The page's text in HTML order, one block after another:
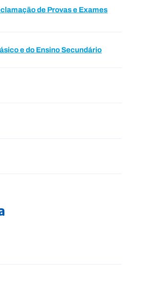
de Provas e Exames
e do Ensino Secundário